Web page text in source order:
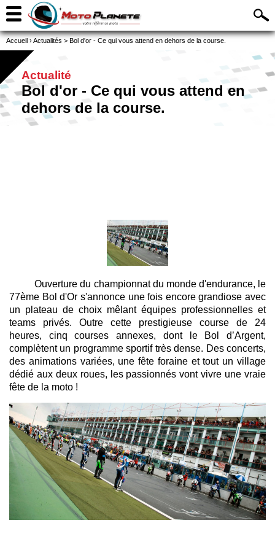
Accueil ›Actualités > Bol d'or - Ce qui vous attend en dehors de la course.
Actualité
Bol d'or - Ce qui vous attend en
dehors de la course.
Ouverture du championnat du monde d'endurance, le
77ème Bol d'Or s'annonce une fois encore grandiose avec
un plateau de choix mêlant équipes professionnelles et
teams privés. Outre cette prestigieuse course de 24
heures, cinq courses annexes, dont le Bol d’Argent,
complètent un programme sportif très dense. Des concerts,
des animations variées, une fête foraine et tout un village
dédié aux deux roues, les passionnés vont vivre une vraie
fête de la moto !